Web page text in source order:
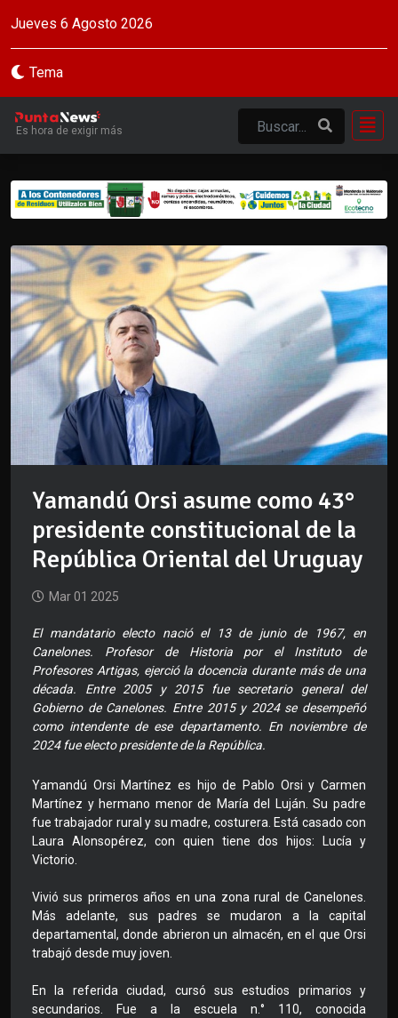
Jueves 6 Agosto 2026
Tema
Es hora de exigir más
Yamandú Orsi asume como 43°
presidente constitucional de la
República Oriental del Uruguay
Mar 01 2025
El mandatario electo nació el 13 de junio de 1967, en
Canelones. Profesor de Historia por el Instituto de
Profesores Artigas, ejerció la docencia durante más de una
década. Entre 2005 y 2015 fue secretario general del
Gobierno de Canelones. Entre 2015 y 2024 se desempeñó
como intendente de ese departamento. En noviembre de
2024 fue electo presidente de la República.
Yamandú Orsi Martínez es hijo de Pablo Orsi y Carmen
Martínez y hermano menor de María del Luján. Su padre
fue trabajador rural y su madre, costurera. Está casado con
Laura Alonsopérez, con quien tiene dos hijos: Lucía y
Victorio.
Vivió sus primeros años en una zona rural de Canelones.
Más adelante, sus padres se mudaron a la capital
departamental, donde abrieron un almacén, en el que Orsi
trabajó desde muy joven.
En la referida ciudad, cursó sus estudios primarios y
secundarios. Fue a la escuela n.° 110, conocida